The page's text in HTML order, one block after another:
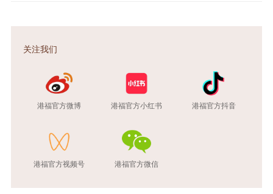
关注我们
港福官方微博 港福官方小红书 港福官方抖音
港福官方视频号 港福官方微信